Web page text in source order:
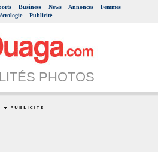
Business News Annonces
Femmes
Publicité
PHOTOS